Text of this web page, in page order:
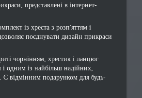
представлені в інтернет-
із хреста з розп'яттям і
поєднувати дизайн прикраси
чорнінням, хрестик і ланцюг
одним із найбільш надійних,
Є відмінним подарунком для будь-